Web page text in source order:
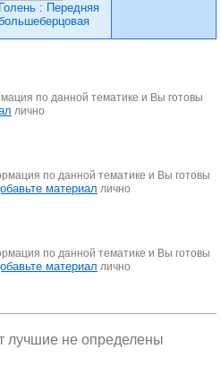
Голень : Передняя
по данной тематике и Вы готовы
лично
по данной тематике и Вы готовы
материал лично
по данной тематике и Вы готовы
материал лично
лучшие не определены